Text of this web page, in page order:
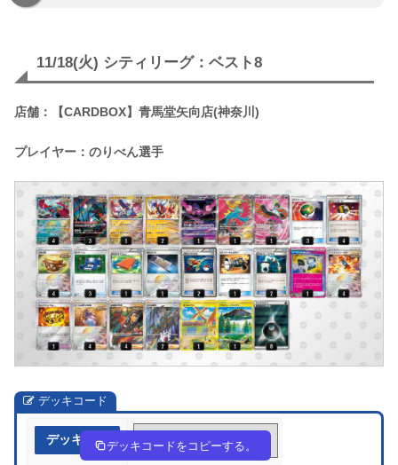
11/18(火) シティリーグ：ベスト8
店舗：【CARDBOX】青馬堂矢向店(神奈川)
プレイヤー：のりべん選手
デッキコード
デッキ作成 VwkvFw-pNMm0Q-f5VVVV
デッキコードをコピーする。